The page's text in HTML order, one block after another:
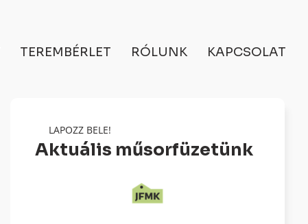
TEREMBÉRLET RÓLUNK KAPCSOLAT
LAPOZZ BELE!
Aktuális műsorfüzetünk